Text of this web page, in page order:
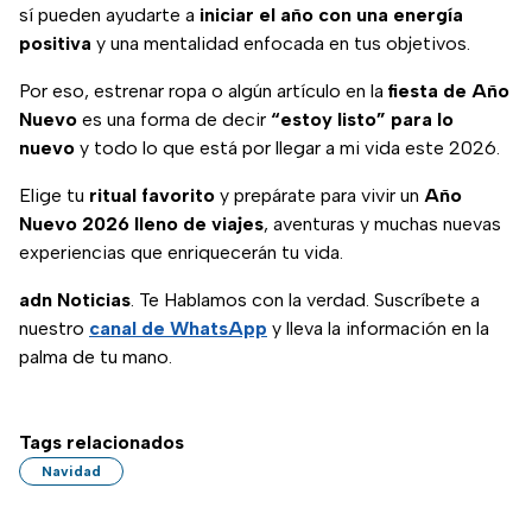
sí pueden ayudarte a iniciar el año con una energía
positiva y una mentalidad enfocada en tus objetivos.
Por eso, estrenar ropa o algún artículo en la fiesta de Año
Nuevo es una forma de decir “estoy listo” para lo
nuevo y todo lo que está por llegar a mi vida este 2026.
Elige tu ritual favorito y prepárate para vivir un Año
Nuevo 2026 lleno de viajes, aventuras y muchas nuevas
experiencias que enriquecerán tu vida.
adn Noticias. Te Hablamos con la verdad. Suscríbete a
nuestro canal de WhatsApp y lleva la información en la
palma de tu mano.
Tags relacionados
Navidad